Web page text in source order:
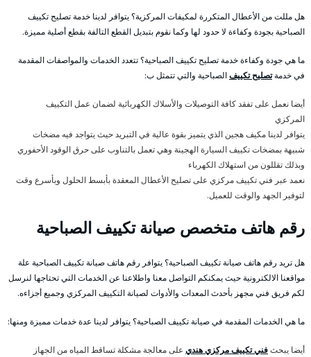
هل مللت من الأعطال المتكررة لمكيفات المركزية؟ يتوافر لدينا خدمة تصليح تكييف
الصباحية بجودة وكفاءة لا حدود لها وكما نقوم بتبديل القطع التالفة بقطع أصلية مميزة.
ما هي جودة وكفاءة خدمة تصليح تكييف الصباحية؟ تتعدد الخدمات والمواصفات المقدمة
في خدمةتصليح تكييفالصباحية والتي تتمثل ب:
أيضا نعمل على تفقد كافة التوصيلات والأسلاك الكهربائية لضمان عمل التكييف
المركزي
يتوافر لدينا مكيف هجين الذي يتميز بقوة عالية في التبريد حيث يتواجد فيه مضخات
شبيهة بمضخات تكييف السيارة الهجينة وهي تعمل بالتناوب على حرق الوقود الأحفوري
وبذلك تقللون من استهلاك الكهرباء
نعمد عبر فني تكييف مركزي على تصليح الأعطال المعقدة بأبسط الحلول وبأسرع وقت
لتوفير الجهد والوقت للعميل.
رقم هاتف متخصص صيانة تكييف الصباحية
هل تريد رقم هاتف صيانة تكييف الصباحية؟ يتوافر رقم هاتف صيانة تكييف الصباحية علة
مواقعنا الالكترونية حيث يمكنكم التواصل معنا واطلاعنا عن الخدمات التي تحتاجها لنرسل
لكم فريق فني مجهز بأحدث المعدات والأدوات لصيانة التكييف المركزي وجميع أجزاءه.
ما هي الخدمات المقدمة في صيانة تكييف الصباحية؟ يتوافر لدينا عدة خدمات مميزة ومنها:
أيضا يبحثفني تكييف مركزي هندي على معالجة مشكلة تساقط المياه من الجهاز